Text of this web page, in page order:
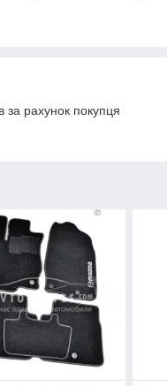
за рахунок покупця